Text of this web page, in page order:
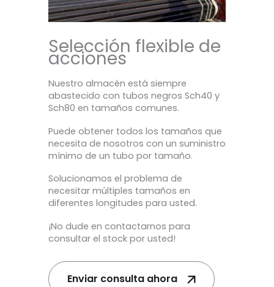
Selección flexible de
acciones
Nuestro almacén está siempre
abastecido con tubos negros Sch40 y
Sch80 en tamaños comunes.
Puede obtener todos los tamaños que
necesita de nosotros con un suministro
mínimo de un tubo por tamaño.
Solucionamos el problema de
necesitar múltiples tamaños en
diferentes longitudes para usted.
¡No dude en contactarnos para
consultar el stock por usted!
Enviar consulta ahora